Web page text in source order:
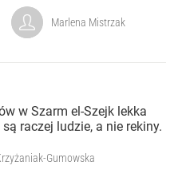
Marlena Mistrzak
w Szarm el-Szejk lekka
raczej ludzie, a nie rekiny.
Gumowska